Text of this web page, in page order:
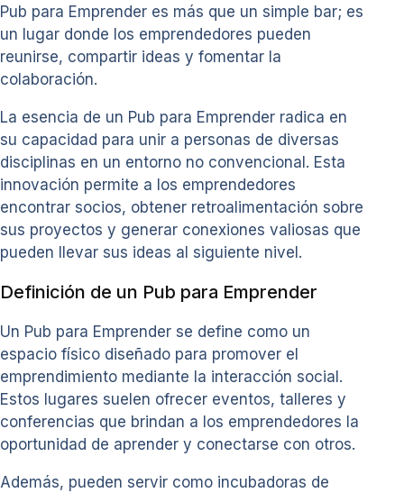
Pub para Emprender es más que un simple bar; es
un lugar donde los emprendedores pueden
reunirse, compartir ideas y fomentar la
colaboración.
La esencia de un Pub para Emprender radica en
su capacidad para unir a personas de diversas
disciplinas en un entorno no convencional. Esta
innovación permite a los emprendedores
encontrar socios, obtener retroalimentación sobre
sus proyectos y generar conexiones valiosas que
pueden llevar sus ideas al siguiente nivel.
Definición de un Pub para Emprender
Un Pub para Emprender se define como un
espacio físico diseñado para promover el
emprendimiento mediante la interacción social.
Estos lugares suelen ofrecer eventos, talleres y
conferencias que brindan a los emprendedores la
oportunidad de aprender y conectarse con otros.
Además, pueden servir como incubadoras de